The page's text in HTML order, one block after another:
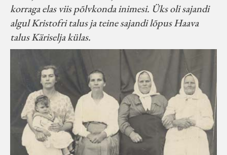
korraga elas viis põlvkonda inimesi. Üks oli sajandi
algul Kristofri talus ja teine sajandi lõpus Haava
talus Käriselja külas.